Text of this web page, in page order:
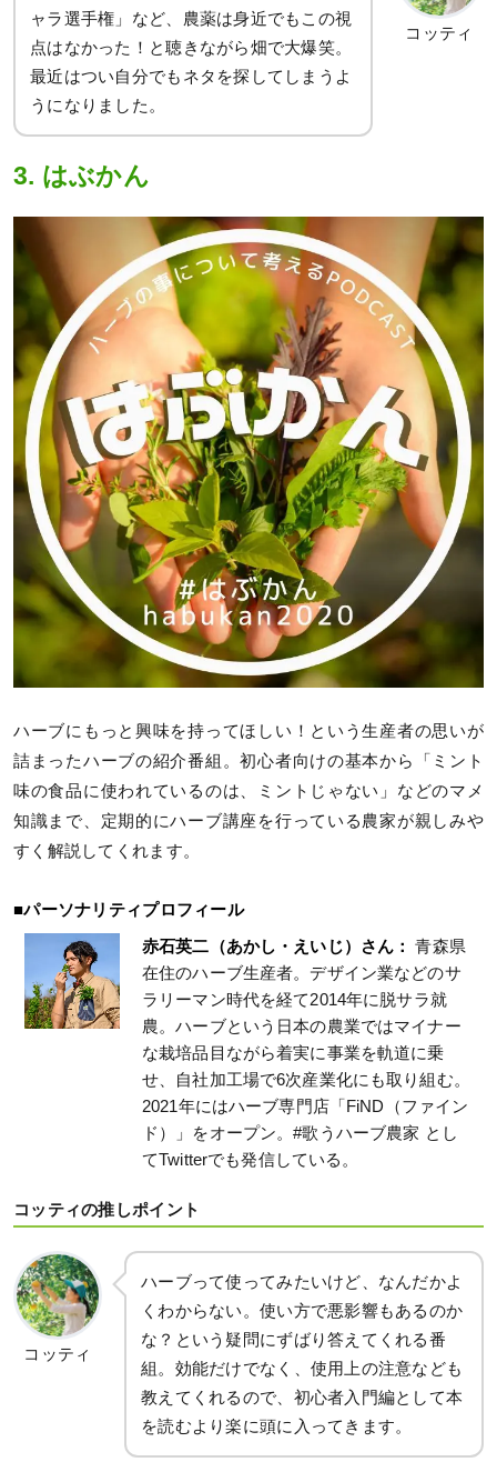
ャラ選手権」など、農薬は身近でもこの視
点はなかった！と聴きながら畑で大爆笑。
最近はつい自分でもネタを探してしまうよ
うになりました。
コッティ
3. はぶかん
ハーブにもっと興味を持ってほしい！という生産者の思いが
詰まったハーブの紹介番組。初心者向けの基本から「ミント
味の食品に使われているのは、ミントじゃない」などのマメ
知識まで、定期的にハーブ講座を行っている農家が親しみや
すく解説してくれます。
■パーソナリティプロフィール
赤石英二（あかし・えいじ）さん：青森県
在住のハーブ生産者。デザイン業などのサ
ラリーマン時代を経て2014年に脱サラ就
農。ハーブという日本の農業ではマイナー
な栽培品目ながら着実に事業を軌道に乗
せ、自社加工場で6次産業化にも取り組む。
2021年にはハーブ専門店「FiND（ファイン
ド）」をオープン。#歌うハーブ農家 とし
てTwitterでも発信している。
コッティの推しポイント
コッティ
ハーブって使ってみたいけど、なんだかよ
くわからない。使い方で悪影響もあるのか
な？という疑問にずばり答えてくれる番
組。効能だけでなく、使用上の注意なども
教えてくれるので、初心者入門編として本
を読むより楽に頭に入ってきます。